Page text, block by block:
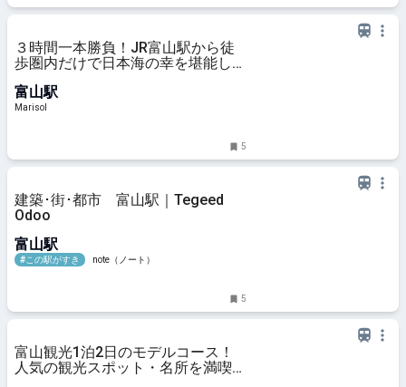
３時間一本勝負！JR富山駅から徒
歩圏内だけで日本海の幸を堪能して
富山駅
Marisol
5
建築･街･都市 富山駅｜Tegeed
Odoo
富山駅
#この駅がすき note（ノート）
5
富山観光1泊2日のモデルコース！
人気の観光スポット・名所を満喫で